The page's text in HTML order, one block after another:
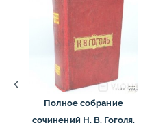
Полное собрание
сочинений Н. В. Гоголя.